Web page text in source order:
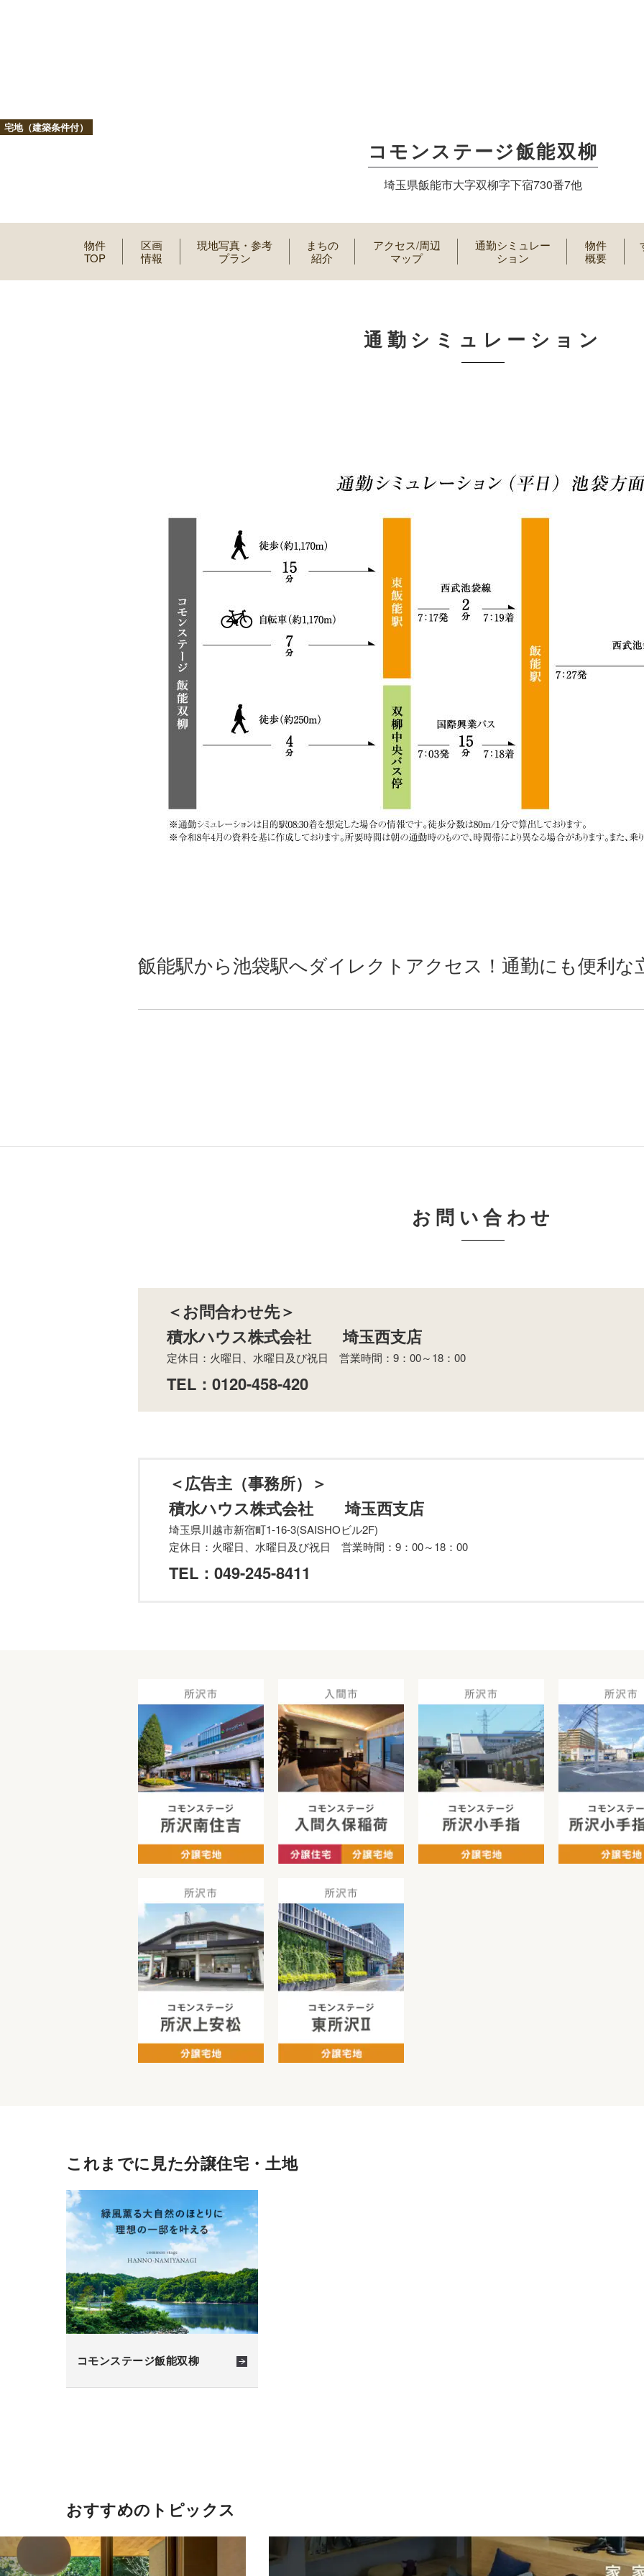
宅地（建築条件付）
コモンステージ飯能双柳
埼玉県飯能市大字双柳字下宿730番7他
物件
TOP
区画
情報
現地写真・参考
プラン
まちの
紹介
アクセス/周辺
マップ
通勤シミュレー
ション
物件
概要
通勤シミュレーション
飯能駅から池袋駅へダイレクトアクセス！通勤にも便利な
お問い合わせ
＜お問合わせ先＞
積水ハウス株式会社 埼玉西支店
定休日：火曜日、水曜日及び祝日 営業時間：9：00～18：00
TEL： 0120-458-420
＜広告主（事務所）＞
積水ハウス株式会社 埼玉西支店
埼玉県川越市新宿町1-16-3(SAISHOビル2F)
定休日：火曜日、水曜日及び祝日 営業時間：9：00～18：00
TEL： 049-245-8411
これまでに見た分譲住宅・土地
コモンステージ飯能双柳
おすすめのトピックス